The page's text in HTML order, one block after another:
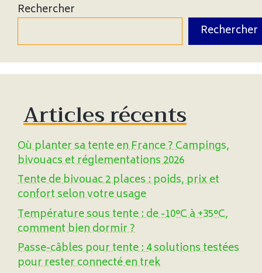
Rechercher
Rechercher
Articles récents
Où planter sa tente en France ? Campings,
bivouacs et réglementations 2026
Tente de bivouac 2 places : poids, prix et
confort selon votre usage
Température sous tente : de -10°C à +35°C,
comment bien dormir ?
Passe-câbles pour tente : 4 solutions testées
pour rester connecté en trek